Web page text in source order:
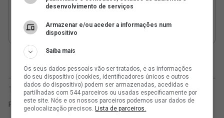
desenvolvimento de serviços
Armazenar e/ou aceder a informações num
dispositivo
Saiba mais
Os seus dados pessoais vão ser tratados, e as informações
do seu dispositivo (cookies, identificadores únicos e outros
dados do dispositivo) podem ser armazenadas, acedidas e
partilhadas com 544 parceiros ou usadas especificamente por
este site. Nós e os nossos parceiros podemos usar dados de
geolocalização precisos.Lista de parceiros.